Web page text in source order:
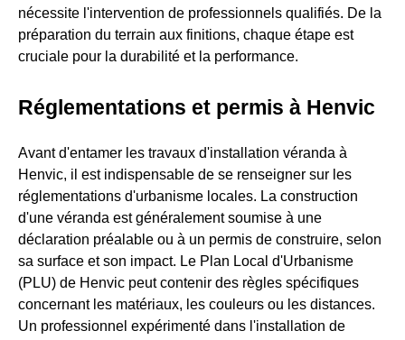
nécessite l'intervention de professionnels qualifiés. De la
préparation du terrain aux finitions, chaque étape est
cruciale pour la durabilité et la performance.
Réglementations et permis à Henvic
Avant d'entamer les travaux d'installation véranda à
Henvic, il est indispensable de se renseigner sur les
réglementations d'urbanisme locales. La construction
d'une véranda est généralement soumise à une
déclaration préalable ou à un permis de construire, selon
sa surface et son impact. Le Plan Local d'Urbanisme
(PLU) de Henvic peut contenir des règles spécifiques
concernant les matériaux, les couleurs ou les distances.
Un professionnel expérimenté dans l'installation de